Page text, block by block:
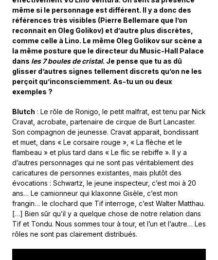
même si le personnage est différent. Il y a donc des
références très visibles (Pierre Bellemare que l’on
reconnait en Oleg Golikov) et d’autre plus discrètes,
comme celle à Lino. Le même Oleg Golikov sur scène a
la même posture que le directeur du Music-Hall Palace
dans les 7 boules de cristal. Je pense que tu as dû
glisser d’autres signes tellement discrets qu’on ne les
perçoit qu’inconsciemment. As-tu un ou deux
exemples ?
Blutch : Le rôle de Ronigo, le petit malfrat, est tenu par Nick
Cravat, acrobate, partenaire de cirque de Burt Lancaster.
Son compagnon de jeunesse. Cravat apparait, bondissant
et muet, dans « Le corsaire rouge », « La flèche et le
flambeau » et plus tard dans « Le flic se rebiffe ». Il y a
d’autres personnages qui ne sont pas véritablement des
caricatures de personnes existantes, mais plutôt des
évocations : Schwartz, le jeune inspecteur, c’est moi à 20
ans… Le camionneur qui klaxonne Gisèle, c’est mon
frangin… le clochard que Tif interroge, c’est Walter Matthau.
[…] Bien sûr qu’il y a quelque chose de notre relation dans
Tif et Tondu. Nous sommes tour à tour, et l’un et l’autre… Les
rôles ne sont pas clairement distribués.